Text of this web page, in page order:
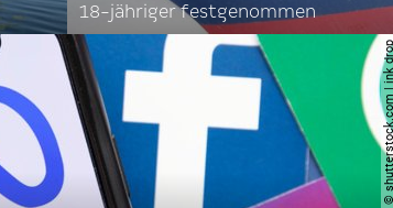
18-jähriger festgenommen
©